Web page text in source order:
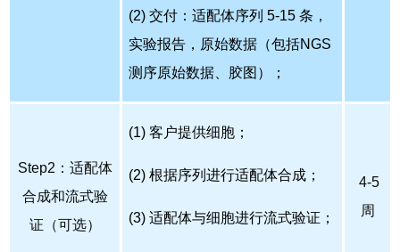
(2) 交付：适配体序列 5-15 条，
实验报告，原始数据（包括NGS
测序原始数据、胶图）；
Step2：适配体
合成和流式验
证（可选）
(1) 客户提供细胞；
(2) 根据序列进行适配体合成；
(3) 适配体与细胞进行流式验证；
4-5
周